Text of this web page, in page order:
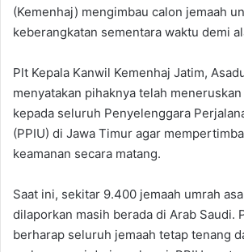
(Kemenhaj) mengimbau calon jemaah
keberangkatan sementara waktu demi
Plt Kepala Kanwil Kemenhaj Jatim,
menyatakan pihaknya telah
kepada seluruh Penyelenggara
(PPIU) di Jawa Timur agar
keamanan secara matang.
Saat ini, sekitar 9.400 jemaah umrah
dilaporkan masih berada di Arab Saudi.
berharap seluruh jemaah tetap tenang